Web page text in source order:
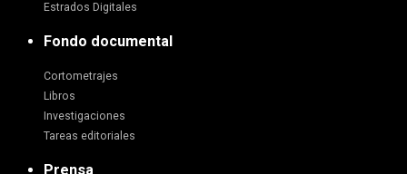
Estrados Digitales
Fondo documental
Cortometrajes
Libros
Investigaciones
Tareas editoriales
Prensa